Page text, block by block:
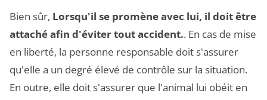
Bien sûr, Lorsqu'il se promène avec lui, il doit être
attaché afin d'éviter tout accident.. En cas de mise
en liberté, la personne responsable doit s'assurer
qu'elle a un degré élevé de contrôle sur la situation.
En outre, elle doit s'assurer que l'animal lui obéit en